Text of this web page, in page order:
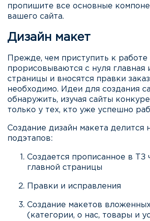
пропишите все основные
вашего сайта.
Дизайн макет
Прежде, чем приступить к работе
прорисовываются с нуля главная
страницы и вносятся правки
необходимо. Идеи для создания
обнаружить, изучая сайты
только у тех, кто уже успешно
Создание дизайн макета делится
подэтапов:
Создается прописанное в ТЗ
главной страницы
Правки и исправления
Создание макетов
(категории, о нас, товары и